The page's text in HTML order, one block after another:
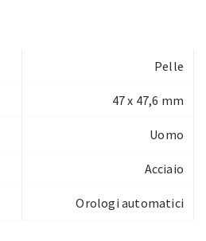
Pelle
47 x 47,6 mm
Uomo
Acciaio
Orologi automatici